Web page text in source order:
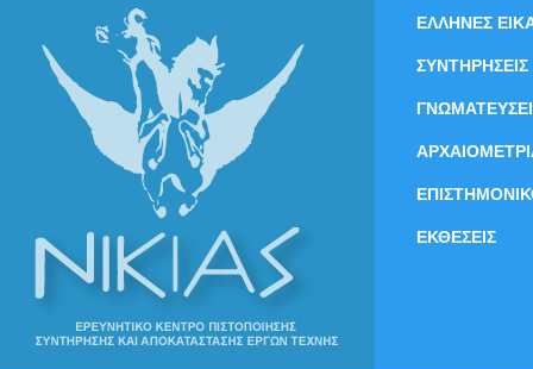
ΕΛΛΗΝΕΣ
ΣΥΝΤΗΡΗΣΕΙΣ
ΕΚΘΕΣΕΙΣ